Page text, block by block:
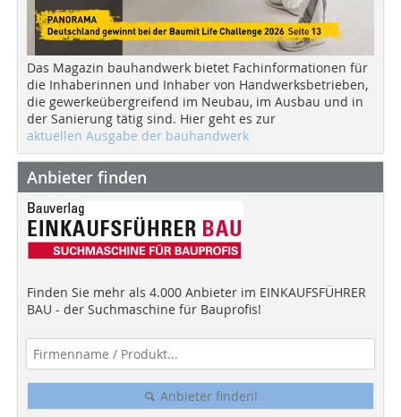
Das Magazin bauhandwerk bietet Fachinformationen für
die Inhaberinnen und Inhaber von Handwerksbetrieben,
die gewerkeübergreifend im Neubau, im Ausbau und in
der Sanierung tätig sind. Hier geht es zur
aktuellen Ausgabe der bauhandwerk
Anbieter finden
Finden Sie mehr als 4.000 Anbieter im EINKAUFSFÜHRER
BAU - der Suchmaschine für Bauprofis!
Anbieter finden!